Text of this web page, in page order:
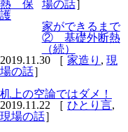
場の話］
家ができるまで
② 基礎外断熱
（続）
2019.11.30 ［ 家造り , 現
場の話］
机上の空論ではダメ！
2019.11.22 ［ ひとり言,
現場の話］